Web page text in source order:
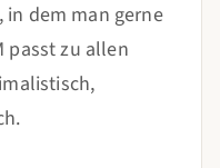
in dem man gerne
passt zu allen